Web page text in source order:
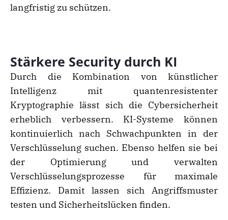
langfristig zu schützen.
Stärkere Security durch KI
Durch die Kombination von künstlicher
Intelligenz mit quantenresistenter
Kryptographie lässt sich die Cybersicherheit
erheblich verbessern. KI-Systeme können
kontinuierlich nach Schwachpunkten in der
Verschlüsselung suchen. Ebenso helfen sie bei
der Optimierung und verwalten
Verschlüsselungsprozesse für maximale
Effizienz. Damit lassen sich Angriffsmuster
testen und Sicherheitslücken finden.